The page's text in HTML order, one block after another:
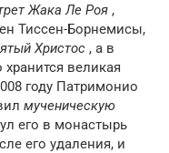
Жака Ле Роя ,
Тиссен-Борнемисы,
Христос , а в
великая
году Патримонио
мученическую
его в монастырь
его удаления, и